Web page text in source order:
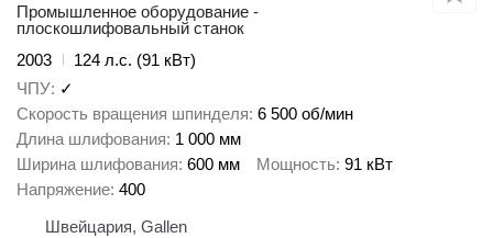
Промышленное оборудование -
плоскошлифовальный станок
2003
124 л.с. (91 кВт)
ЧПУ ✓
Скорость вращения шпинделя 6 500 об/мин
Длина шлифования 1 000 мм
Ширина шлифования 600 мм Мощность 91 кВт
Напряжение 400
Швейцария, Gallen